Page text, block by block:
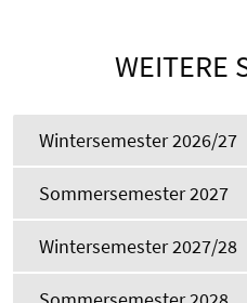
WEITERE
Wintersemester 2026/27
Sommersemester 2027
Wintersemester 2027/28